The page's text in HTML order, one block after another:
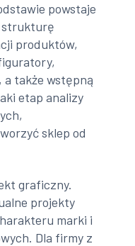
powstaje
strukturę
produktów,
także wstępną
etap analizy
sklep od
graficzny.
projekty
marki i
Dla firmy z